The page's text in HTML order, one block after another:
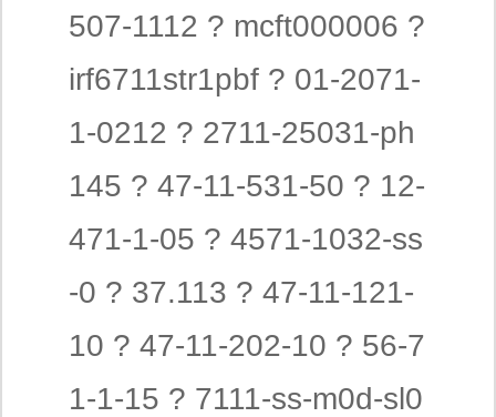
507-1112 ? mcft000006 ?
irf6711str1pbf ? 01-2071-
1-0212 ? 2711-25031-ph
145 ? 47-11-531-50 ? 12-
471-1-05 ? 4571-1032-ss
-0 ? 37.113 ? 47-11-121-
10 ? 47-11-202-10 ? 56-7
1-1-15 ? 7111-ss-m0d-sl0